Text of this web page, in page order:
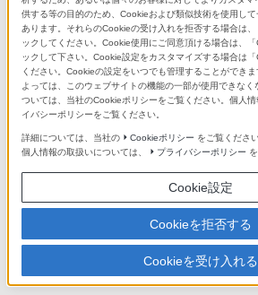
特典・サービス
長期保証や商品の設置サービス、また、購
優待など、豊富なサービスと特典をご紹介
銀座・札幌・名古屋・大阪・福岡天神 の全
います。
供する等の目的のため、Cookieおよび類似技術を使用し
あります。それらのCookieの受け入れを拒否する場合は
ックしてください。Cookie使用にご同意頂ける場合は、
ックして下さい。Cookie設定をカスタマイズする場合は
ください。Cookieの設定をいつでも管理することができ
よっては、このウェブサイトの機能の一部が使用できな
ついては、当社のCookieポリシーをご覧ください。個人
イバシーポリシーをご覧ください。
詳細については、当社の Cookieポリシー をご覧ください
個人情報の取扱いについては、
プライバシーポリシー
Cookie設定
Cookieを拒否する
Cookieを受け入れる